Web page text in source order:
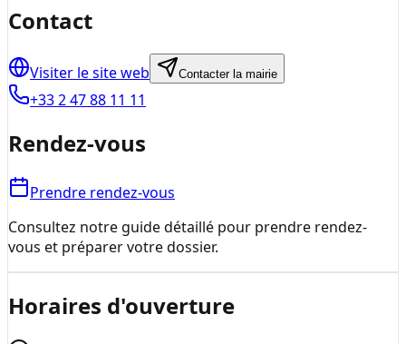
Contact
Visiter le site web Contacter la mairie
+33 2 47 88 11 11
Rendez-vous
Prendre rendez-vous
Consultez notre guide détaillé pour prendre rendez-
vous et préparer votre dossier.
Horaires d'ouverture